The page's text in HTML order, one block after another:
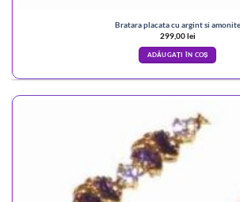
Bratara placata cu argint si amonite
299,00lei
ADĂUGAȚI ÎN COȘ